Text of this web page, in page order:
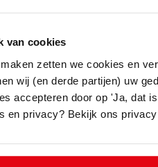
van cookies
zetten we cookies en
wij (en derde partijen) uw
accepteren door op 'Ja, dat
en privacy? Bekijk ons